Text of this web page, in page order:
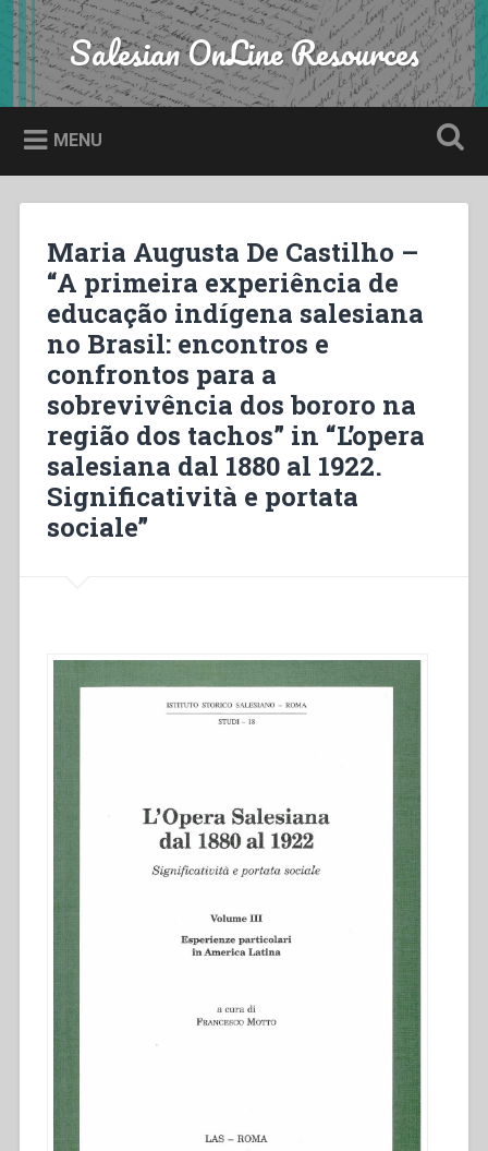
Skip
to
content
Search Salesian OnLine Resources
MENU
Maria Augusta De Castilho –
“A primeira experiência de
educação indígena salesiana
no Brasil: encontros e
confrontos para a
sobrevivência dos bororo na
região dos tachos” in “L’opera
salesiana dal 1880 al 1922.
Significatività e portata
sociale”